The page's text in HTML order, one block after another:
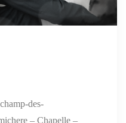
des-
– Chapelle –